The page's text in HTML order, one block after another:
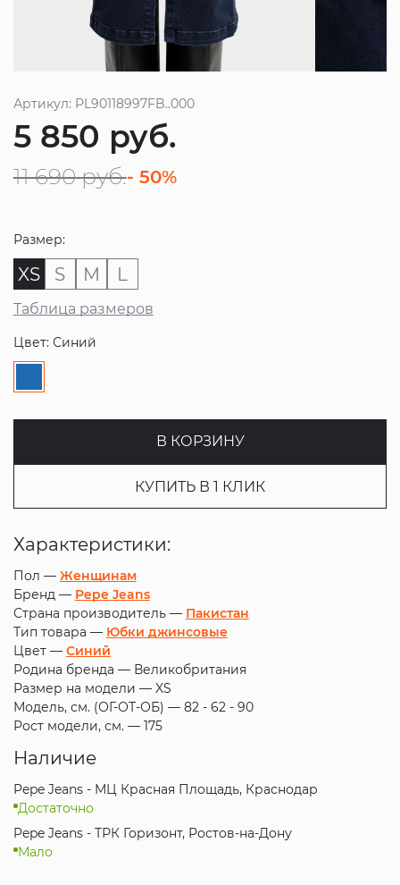
Артикул: PL90118997FB..000
5 850 руб.
11 690 руб.- 50%
Размер:
XS S M L
Таблица размеров
Цвет: Синий
В КОРЗИНУ
КУПИТЬ В 1 КЛИК
Характеристики:
Пол — Женщинам
Бренд — Pepe Jeans
Страна производитель — Пакистан
Тип товара — Юбки джинсовые
Цвет — Синий
Родина бренда — Великобритания
Размер на модели — XS
Модель, см. (ОГ-ОТ-ОБ) — 82 - 62 - 90
Рост модели, см. — 175
Наличие
Pepe Jeans - МЦ Красная Площадь, Краснодар
Достаточно
Pepe Jeans - ТРК Горизонт, Ростов-на-Дону
Мало